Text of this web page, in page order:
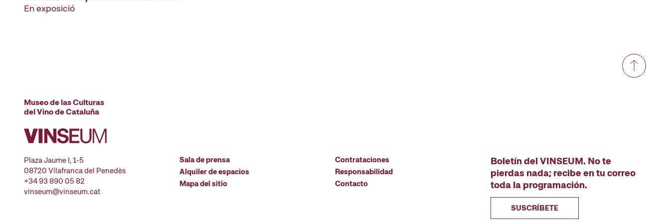
En exposició
Museo de las Culturas
del Vino de Cataluña
Plaza Jaume I, 1-5
08720 Vilafranca del Penedès
+34 93 890 05 82
vinseum@vinseum.cat
Sala de prensa
Alquiler de espacios
Mapa del sitio
Contrataciones
Responsabilidad
Contacto
Boletín del VINSEUM. No te
pierdas nada; recibe en tu correo
toda la programación.
SUSCRÍBETE